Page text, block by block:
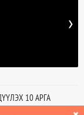
10 АРГА
›